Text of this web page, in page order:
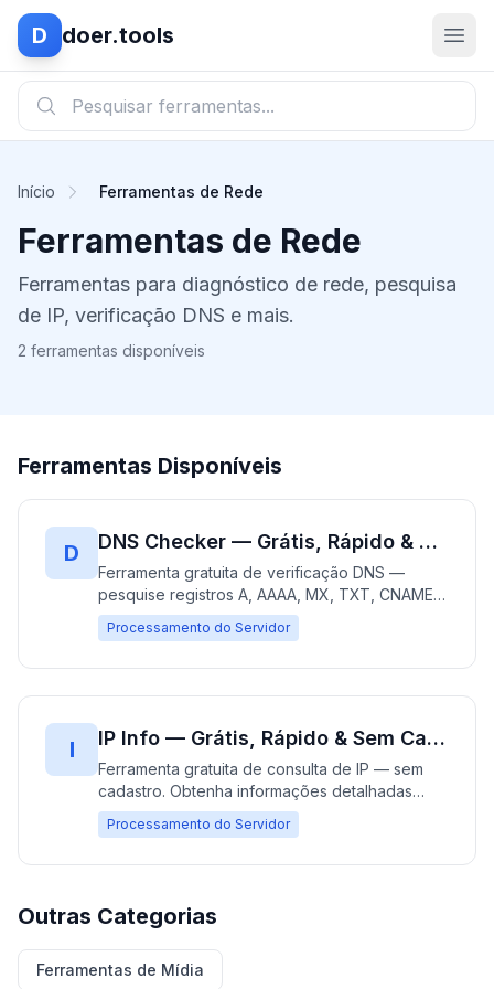
D doer.tools
Início Ferramentas de Rede
Ferramentas de Rede
Ferramentas para diagnóstico de rede, pesquisa
de IP, verificação DNS e mais.
2 ferramentas disponíveis
Ferramentas Disponíveis
D DNS Checker — Grátis, Rápido & Sem Cadastro | Consulta DNS Instantânea
Ferramenta gratuita de verificação DNS —
pesquise registros A, AAAA, MX, TXT, CNAME,
NS, SOA instantaneamente. Verifique o estado
de propagação DNS, configuração do domínio
Processamento do Servidor
I IP Info — Grátis, Rápido & Sem Cadastro | Consulta IP Instantânea
Ferramenta gratuita de consulta de IP — sem
cadastro. Obtenha informações detalhadas
sobre qualquer IP incluindo localização, ISP,
hostname e mais. 100% grátis, resultados em
Processamento do Servidor
Outras Categorias
Ferramentas de Mídia